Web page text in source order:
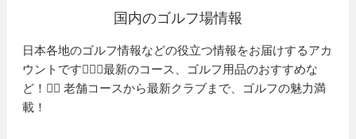
国内のゴルフ場情報
日本各地のゴルフ情報などの役立つ情報をお届けするアカ
ウントです🏌️‍♂️⛳️最新のコース、ゴルフ用品のおすすめな
ど！🏌️‍♀️ 老舗コースから最新クラブまで、ゴルフの魅力満
載！